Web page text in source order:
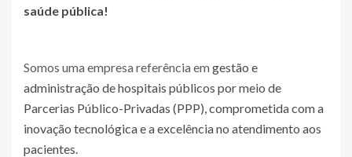
saúde pública!
Somos uma empresa referência emgestão e
administração de hospitais públicos por meio de
Parcerias Público-Privadas (PPP), comprometida com a
inovação tecnológica e a excelência no atendimento aos
pacientes.